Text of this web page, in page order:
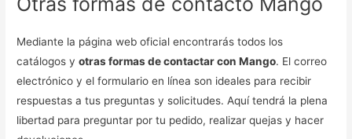
Mediante la página web oficial encontrarás todos los
catálogos yotras formas de contactar con Mango. El correo
electrónico y el formulario en línea son ideales para recibir
respuestas a tus preguntas y solicitudes. Aquí tendrá la plena
libertad para preguntar por tu pedido, realizar quejas y hacer